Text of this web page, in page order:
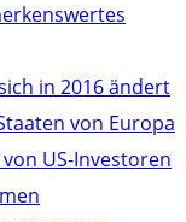
in 2016 ändert
von Europa
US-Investoren